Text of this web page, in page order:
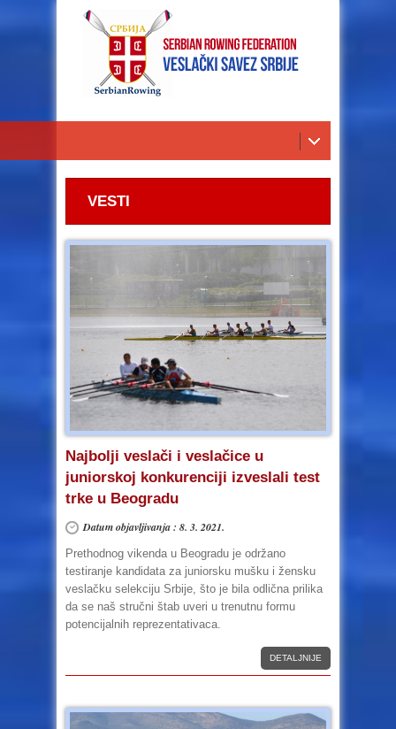
VESTI
Najbolji veslači i veslačice u
juniorskoj konkurenciji izveslali test
trke u Beogradu
Datum objavljivanja : 8. 3. 2021.
Prethodnog vikenda u Beogradu je održano
testiranje kandidata za juniorsku mušku i žensku
veslačku selekciju Srbije, što je bila odlična prilika
da se naš stručni štab uveri u trenutnu formu
potencijalnih reprezentativaca.
DETALJNIJE